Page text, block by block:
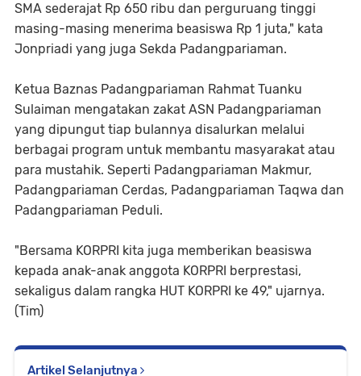
SMA sederajat Rp 650 ribu dan perguruang tinggi
masing-masing menerima beasiswa Rp 1 juta," kata
Jonpriadi yang juga Sekda Padangpariaman.
Ketua Baznas Padangpariaman Rahmat Tuanku
Sulaiman mengatakan zakat ASN Padangpariaman
yang dipungut tiap bulannya disalurkan melalui
berbagai program untuk membantu masyarakat atau
para mustahik. Seperti Padangpariaman Makmur,
Padangpariaman Cerdas, Padangpariaman Taqwa dan
Padangpariaman Peduli.
"Bersama KORPRI kita juga memberikan beasiswa
kepada anak-anak anggota KORPRI berprestasi,
sekaligus dalam rangka HUT KORPRI ke 49," ujarnya.
(Tim)
Artikel Selanjutnya